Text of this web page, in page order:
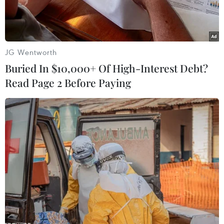
Cảnh vắng vẻ tại London, Anh, do đại dịch COVID-19 ngày
24/8/2020. (Ảnh: AFP/TTXVN)
Sản lượng của nền kinh tế Vương quốc Anh
trong năm 2020 đã giảm 9,9% so với năm 2019,
mức giảm lớn nhất trong vòng hơn 300 năm và
JG Wentworth
Buried In $10,000+ Of High-Interest Debt?
Read Page 2 Before Paying